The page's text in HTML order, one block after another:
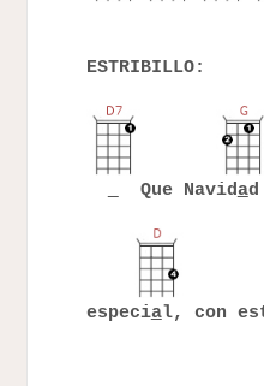
ESTRIBILLO:
Que Navida
especial, con